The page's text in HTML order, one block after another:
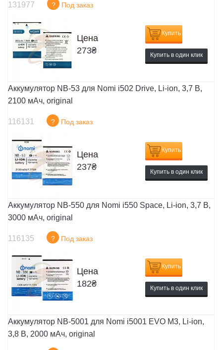
131977 ? Под заказ
Цена
273₴
Купить
Купить в один клик
Аккумулятор NB-53 для Nomi i502 Drive, Li-ion, 3,7 В,
2100 мАч, original
116131 ? Под заказ
Цена
237₴
Купить
Купить в один клик
Аккумулятор NB-550 для Nomi i550 Space, Li-ion, 3,7 В,
3000 мАч, original
116135 ? Под заказ
Цена
182₴
Купить
Купить в один клик
Аккумулятор NB-5001 для Nomi i5001 EVO M3, Li-ion,
3,8 В, 2000 мАч, original